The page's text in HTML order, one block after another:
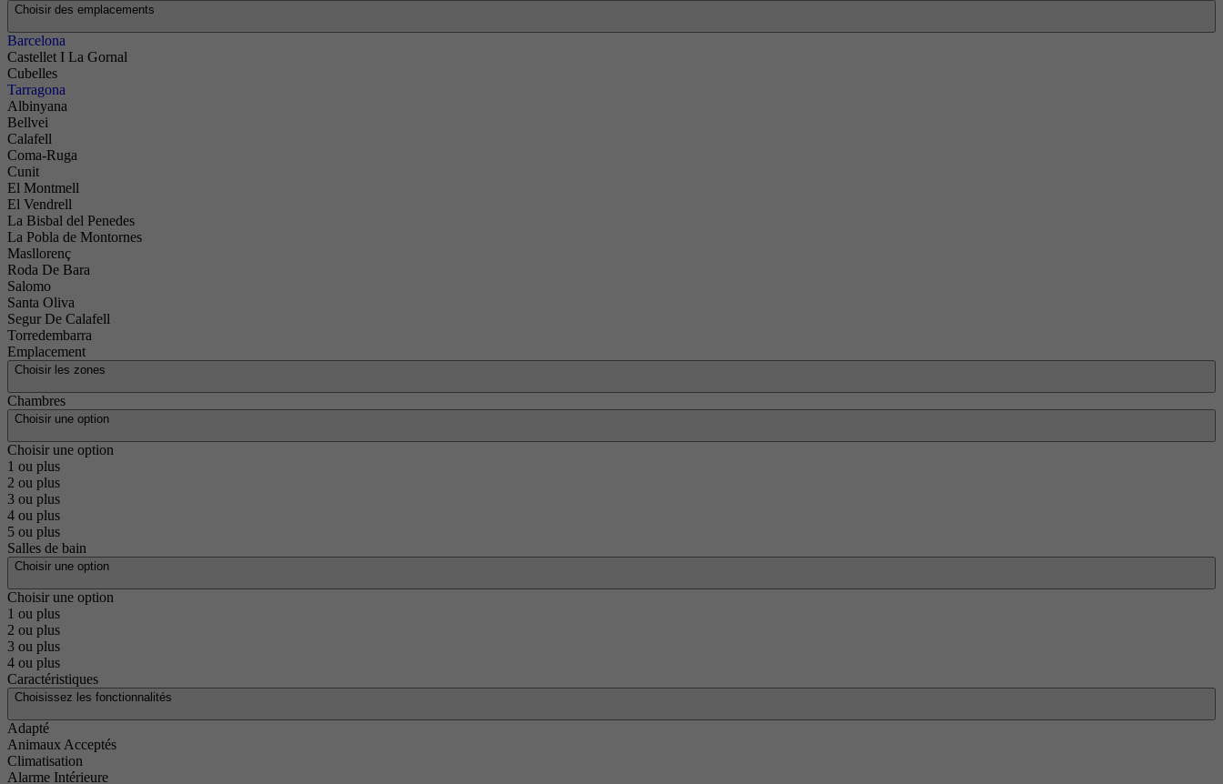
Choisir des emplacements
Barcelona
Castellet I La Gornal
Cubelles
Tarragona
Albinyana
Bellvei
Calafell
Coma-Ruga
Cunit
El Montmell
El Vendrell
La Bisbal del Penedes
La Pobla de Montornes
Masllorenç
Roda De Bara
Salomo
Santa Oliva
Segur De Calafell
Torredembarra
Emplacement
Choisir les zones
Chambres
Choisir une option
Choisir une option
1 ou plus
2 ou plus
3 ou plus
4 ou plus
5 ou plus
Salles de bain
Choisir une option
Choisir une option
1 ou plus
2 ou plus
3 ou plus
4 ou plus
Caractéristiques
Choisissez les fonctionnalités
Adapté
Animaux Acceptés
Climatisation
Alarme Intérieure